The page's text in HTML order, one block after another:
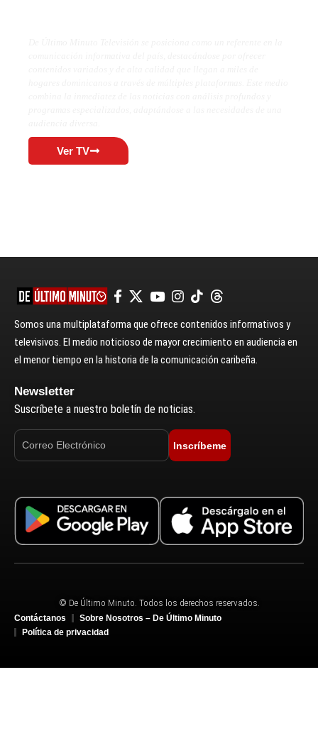
Ver TV
Somos una multiplataforma que ofrece contenidos informativos y
televisivos. El medio noticioso de mayor crecimiento en audiencia en
el menor tiempo en la historia de la comunicación caribeña.
Newsletter
Suscríbete a nuestro boletín de noticias.
Inscríbeme
© De Último Minuto. Todos los derechos reservados.
Contáctanos
Sobre Nosotros – De Último Minuto
Política de privacidad